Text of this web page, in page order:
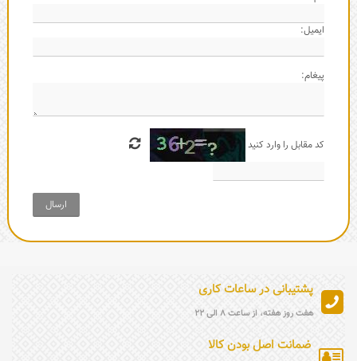
ایمیل:
پیغام:
کد مقابل را وارد کنید
ارسال
پشتیبانی در ساعات کاری
هفت روز هفته، از ساعت 8 الی 22
ضمانت اصل بودن کالا